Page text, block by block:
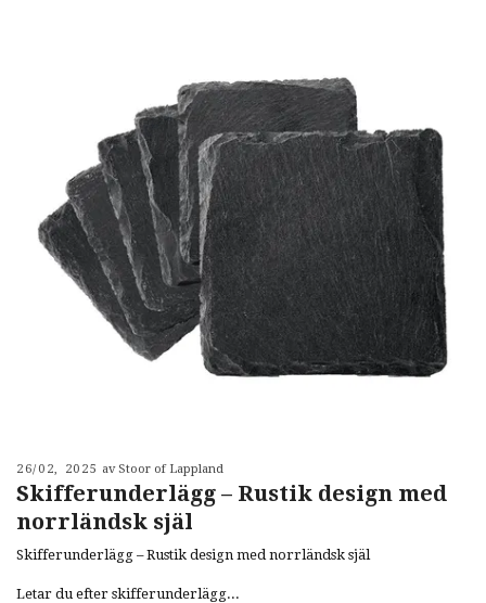
26/02, 2025 av Stoor of Lappland
Skifferunderlägg – Rustik design med
norrländsk själ
Skifferunderlägg – Rustik design med norrländsk själ
Letar du efter skifferunderlägg...